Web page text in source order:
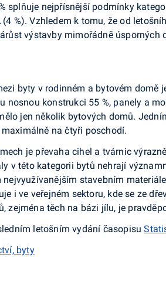
splňuje nejpřísnější podmínky
%). Vzhledem k tomu, že od
výstavby mimořádně úsporných
byty v rodinném a bytovém
nosnou konstrukci 55 %, panely a
jen několik bytových domů.
na čtyři poschodí.
je převaha cihel a tvárnic
v této kategorii bytů nehrají
nejvyužívanějším stavebním
i ve veřejném sektoru, kde se ze
zejména těch na bázi jílu, je
letošním vydání časopisu
byty